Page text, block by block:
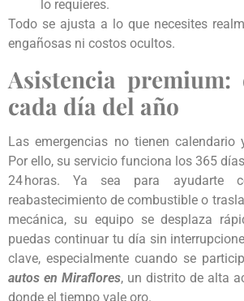
lo requieres.
Todo se ajusta a lo que necesites
engañosas ni costos ocultos.
Asistencia premium:
cada día del año
Las emergencias no tienen calendario
Por ello, su servicio funciona los 365
24 horas. Ya sea para ayudarte
reabastecimiento de combustible o
mecánica, su equipo se desplaza
puedas continuar tu día sin
clave, especialmente cuando se
autos en Miraflores, un distrito de alta
donde el tiempo vale oro.